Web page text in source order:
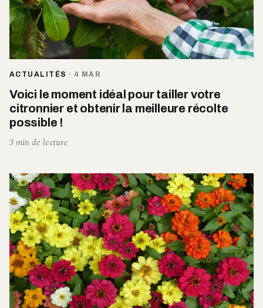
ACTUALITÉS · 4 MAR
Voici le moment idéal pour tailler votre
citronnier et obtenir la meilleure récolte
possible !
3 min de lecture